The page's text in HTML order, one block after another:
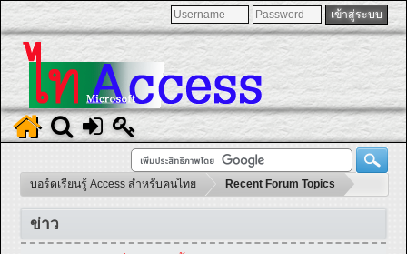
บอร์ดเรียนรู้ Access สำหรับคนไทย Recent Forum Topics
ข่าว